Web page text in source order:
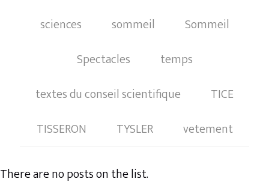
sciences
sommeil
Sommeil
Spectacles
temps
textes du conseil scientifique
TICE
TISSERON
TYSLER vetement
There are no posts on the list.